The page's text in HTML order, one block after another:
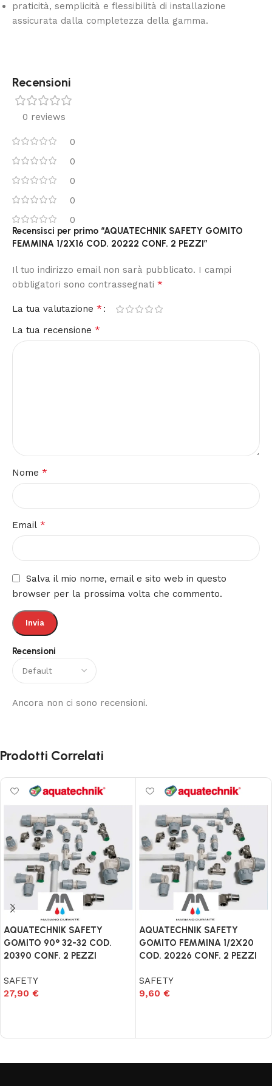
praticità, semplicità e flessibilità di installazione
assicurata dalla completezza della gamma.
Recensioni
0 reviews
0
0
0
0
0
Recensioni
Ancora non ci sono recensioni.
Recensisci per primo “AQUATECHNIK SAFETY GOMITO
FEMMINA 1/2X16 COD. 20222 CONF. 2 PEZZI”
Il tuo indirizzo email non sarà pubblicato. I campi
obbligatori sono contrassegnati *
La tua valutazione *
La tua recensione *
Nome *
Email *
Salva il mio nome, email e sito web in questo
browser per la prossima volta che commento.
Prodotti Correlati
AQUATECHNIK SAFETY
GOMITO 90° 32-32 COD.
20390 CONF. 2 PEZZI
SAFETY
27,90 €
AQUATECHNIK SAFETY
GOMITO FEMMINA 1/2X20
COD. 20226 CONF. 2 PEZZI
SAFETY
9,60 €